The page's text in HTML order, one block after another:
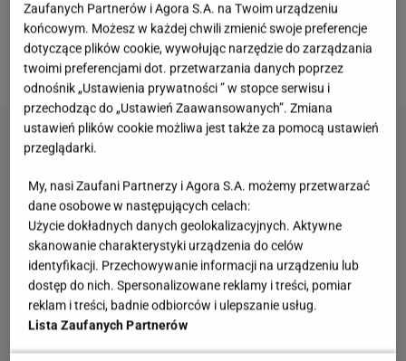
postawić zarówno w salonie, jak i sypialni,
oczywiście biorąc pod uwagę wymagania każdej z
roślin.
Zaufanych Partnerów i Agora S.A. na Twoim urządzeniu
końcowym. Możesz w każdej chwili zmienić swoje preferencje
dotyczące plików cookie, wywołując narzędzie do zarządzania
twoimi preferencjami dot. przetwarzania danych poprzez
odnośnik „Ustawienia prywatności ” w stopce serwisu i
przechodząc do „Ustawień Zaawansowanych”. Zmiana
ustawień plików cookie możliwa jest także za pomocą ustawień
przeglądarki.
My, nasi Zaufani Partnerzy i Agora S.A. możemy przetwarzać
dane osobowe w następujących celach:
Użycie dokładnych danych geolokalizacyjnych. Aktywne
skanowanie charakterystyki urządzenia do celów
identyfikacji. Przechowywanie informacji na urządzeniu lub
dostęp do nich. Spersonalizowane reklamy i treści, pomiar
reklam i treści, badnie odbiorców i ulepszanie usług.
Lista Zaufanych Partnerów